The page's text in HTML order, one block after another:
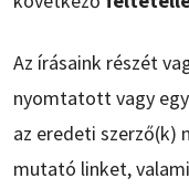
Az írásaink részét
nyomtatott vagy
az eredeti szerző(k)
mutató linket,